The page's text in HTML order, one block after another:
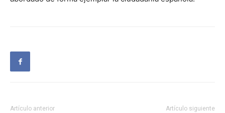
Artículo anterior Artículo siguiente